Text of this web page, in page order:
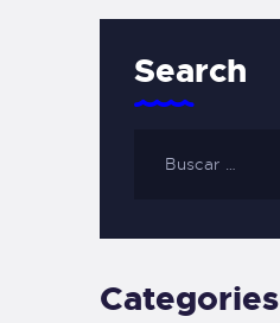
Search
Categories